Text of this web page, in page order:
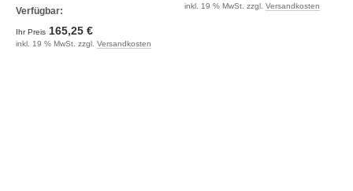
Verfügbar:
Ihr Preis 165,25 €
inkl. 19 % MwSt. zzgl. Versandkosten
inkl. 19 % MwSt. zzgl. Versandkosten